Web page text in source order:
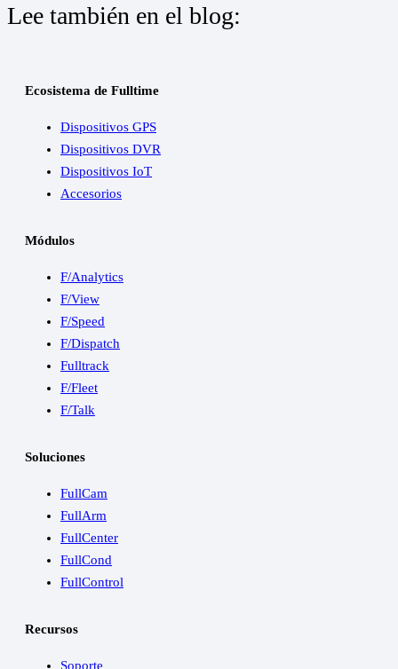
Lee también en el blog:
Ecosistema de Fulltime
Dispositivos GPS
Dispositivos DVR
Dispositivos IoT
Accesorios
Módulos
F/Analytics
F/View
F/Speed
F/Dispatch
Fulltrack
F/Fleet
F/Talk
Soluciones
FullCam
FullArm
FullCenter
FullCond
FullControl
Recursos
Soporte